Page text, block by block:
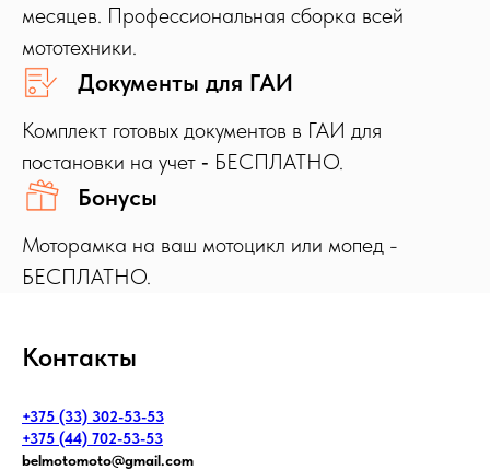
месяцев. Профессиональная сборка всей
мототехники.
Документы для ГАИ
Комплект готовых документов в ГАИ для
постановки на учет ‐ БЕСПЛАТНО.
Бонусы
Моторамка на ваш мотоцикл или мопед -
БЕСПЛАТНО.
Контакты
+375 (33) 302-53-53
+375 (44) 702-53-53
belmotomoto@gmail.com